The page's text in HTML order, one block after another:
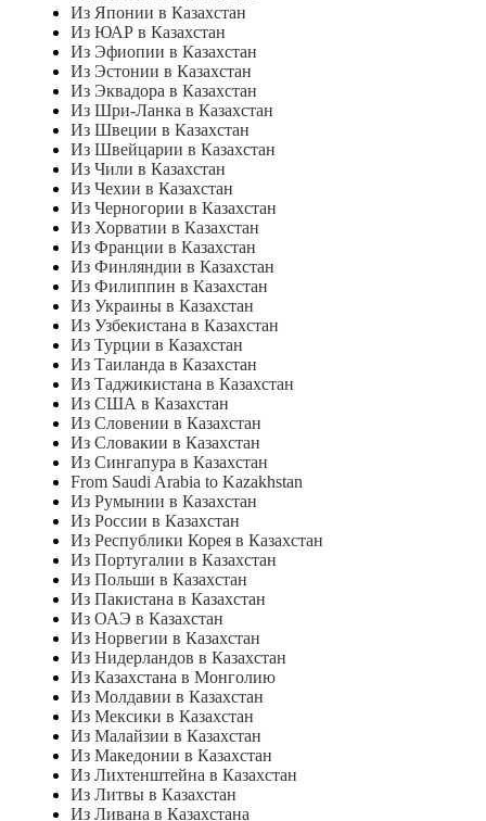
Из Японии в Казахстан
Из ЮАР в Казахстан
Из Эфиопии в Казахстан
Из Эстонии в Казахстан
Из Эквадора в Казахстан
Из Шри-Ланка в Казахстан
Из Швеции в Казахстан
Из Швейцарии в Казахстан
Из Чили в Казахстан
Из Чехии в Казахстан
Из Черногории в Казахстан
Из Хорватии в Казахстан
Из Франции в Казахстан
Из Финляндии в Казахстан
Из Филиппин в Казахстан
Из Украины в Казахстан
Из Узбекистана в Казахстан
Из Турции в Казахстан
Из Таиланда в Казахстан
Из Таджикистана в Казахстан
Из США в Казахстан
Из Словении в Казахстан
Из Словакии в Казахстан
Из Сингапура в Казахстан
From Saudi Arabia to Kazakhstan
Из Румынии в Казахстан
Из России в Казахстан
Из Республики Корея в Казахстан
Из Португалии в Казахстан
Из Польши в Казахстан
Из Пакистана в Казахстан
Из ОАЭ в Казахстан
Из Норвегии в Казахстан
Из Нидерландов в Казахстан
Из Казахстана в Монголию
Из Молдавии в Казахстан
Из Мексики в Казахстан
Из Малайзии в Казахстан
Из Македонии в Казахстан
Из Лихтенштейна в Казахстан
Из Литвы в Казахстан
Из Ливана в Казахстана